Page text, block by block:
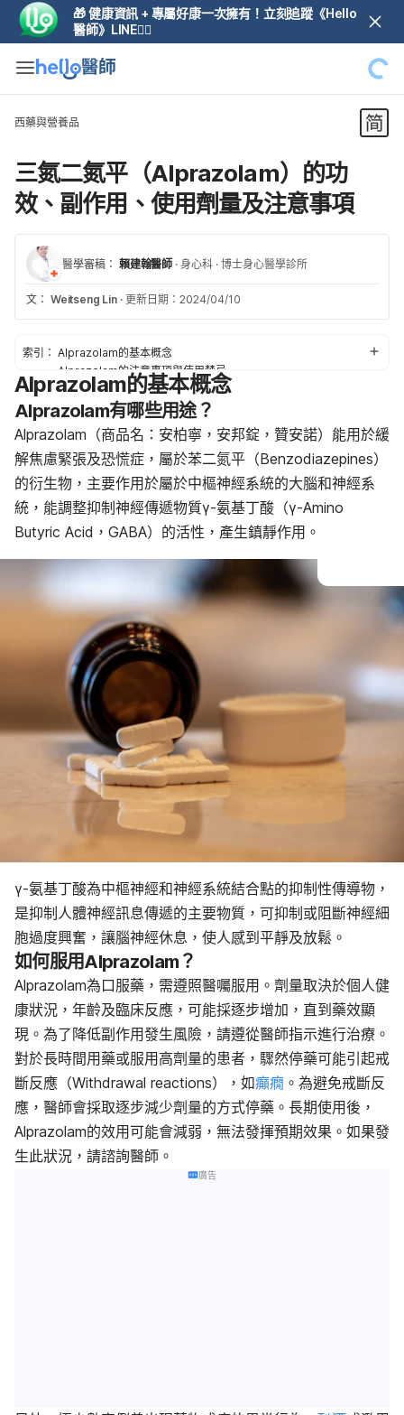
🎁 健康資訊 + 專屬好康一次擁有！立刻追蹤《Hello
醫師》LINE👆🏼
西藥與營養品
三氮二氮平（Alprazolam）的功
效、副作用、使用劑量及注意事項
醫學審稿： 賴建翰醫師 · 身心科 · 博士身心醫學診所
文： Weitseng Lin · 更新日期：2024/04/10
索引： Alprazolam的基本概念
Alprazolam的注意事項與使用禁忌
Alprazolam的潛在副作用
Alprazolam的交互作用
Alprazolam的建議用量
Alprazolam的基本概念
Alprazolam有哪些用途？
Alprazolam（商品名：安柏寧，安邦錠，贊安諾）能用於緩
解焦慮緊張及恐慌症，屬於苯二氮平（Benzodiazepines）
的衍生物，主要作用於屬於中樞神經系統的大腦和神經系
統，能調整抑制神經傳遞物質γ-氨基丁酸（γ-Amino
Butyric Acid，GABA）的活性，產生鎮靜作用。
γ-氨基丁酸為中樞神經和神經系統結合點的抑制性傳導物，
是抑制人體神經訊息傳遞的主要物質，可抑制或阻斷神經細
胞過度興奮，讓腦神經休息，使人感到平靜及放鬆。
如何服用Alprazolam？
Alprazolam為口服藥，需遵照醫囑服用。劑量取決於個人健
康狀況，年齡及臨床反應，可能採逐步增加，直到藥效顯
現。為了降低副作用發生風險，請遵從醫師指示進行治療。
對於長時間用藥或服用高劑量的患者，驟然停藥可能引起戒
斷反應（Withdrawal reactions），如癲癇 。為避免戒斷反
應，醫師會採取逐步減少劑量的方式停藥。長期使用後，
Alprazolam的效用可能會減弱，無法發揮預期效果。如果發
生此狀況，請諮詢醫師。
廣告